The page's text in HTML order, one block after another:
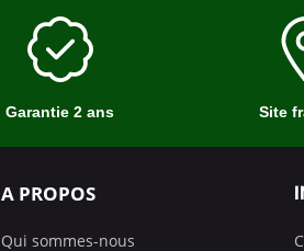
Garantie 2 ans Site
A PROPOS
Qui sommes-nous